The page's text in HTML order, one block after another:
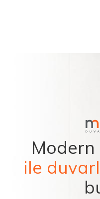
Modern
ile